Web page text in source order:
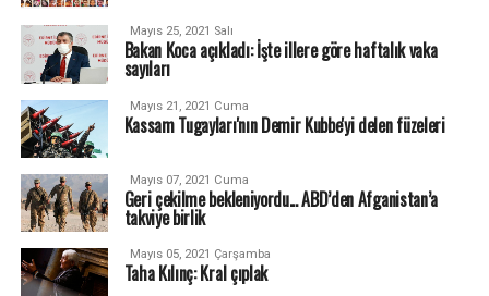
Mayıs 25, 2021 Salı
Bakan Koca açıkladı: İşte illere göre haftalık vaka
sayıları
Mayıs 21, 2021 Cuma
Kassam Tugayları'nın Demir Kubbe'yi delen füzeleri
Mayıs 07, 2021 Cuma
Geri çekilme bekleniyordu... ABD’den Afganistan’a
takviye birlik
Mayıs 05, 2021 Çarşamba
Taha Kılınç: Kral çıplak